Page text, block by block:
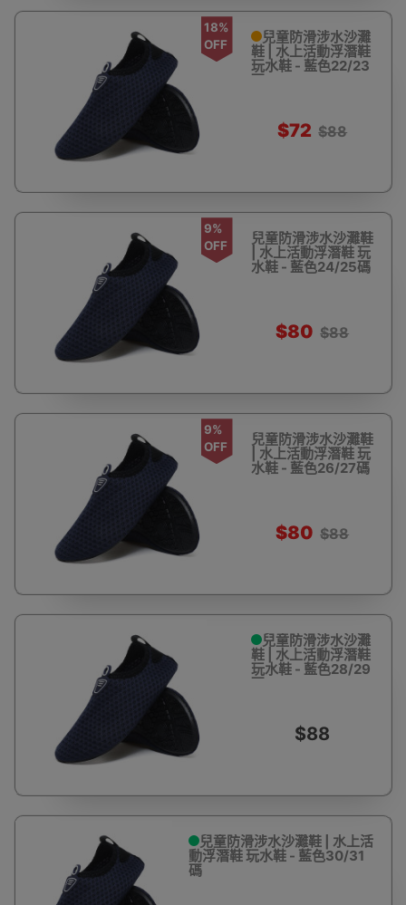
18%
OFF
兒童防滑涉水沙灘
鞋 | 水上活動浮潛鞋
玩水鞋 - 藍色22/23
碼
$72 $88
9%
OFF
兒童防滑涉水沙灘鞋
| 水上活動浮潛鞋 玩
水鞋 - 藍色24/25碼
$80 $88
9%
OFF
兒童防滑涉水沙灘鞋
| 水上活動浮潛鞋 玩
水鞋 - 藍色26/27碼
$80 $88
兒童防滑涉水沙灘
鞋 | 水上活動浮潛鞋
玩水鞋 - 藍色28/29
碼
$88
兒童防滑涉水沙灘鞋 | 水上活
動浮潛鞋 玩水鞋 - 藍色30/31
碼